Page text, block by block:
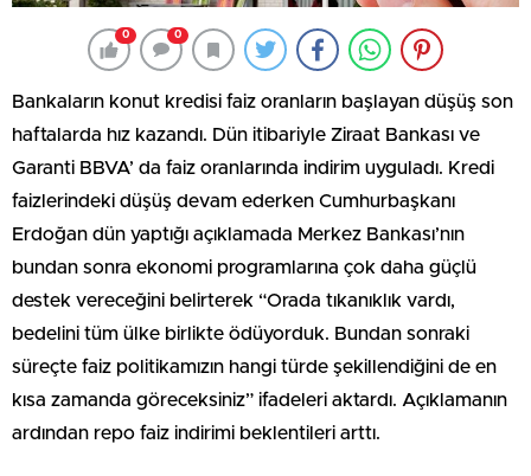
0 0
Bankaların konut kredisi faiz oranların başlayan düşüş son
haftalarda hız kazandı. Dün itibariyle Ziraat Bankası ve
Garanti BBVA’ da faiz oranlarında indirim uyguladı. Kredi
faizlerindeki düşüş devam ederken Cumhurbaşkanı
Erdoğan dün yaptığı açıklamada Merkez Bankası’nın
bundan sonra ekonomi programlarına çok daha güçlü
destek vereceğini belirterek “Orada tıkanıklık vardı,
bedelini tüm ülke birlikte ödüyorduk. Bundan sonraki
süreçte faiz politikamızın hangi türde şekillendiğini de en
kısa zamanda göreceksiniz” ifadeleri aktardı. Açıklamanın
ardından repo faiz indirimi beklentileri arttı.